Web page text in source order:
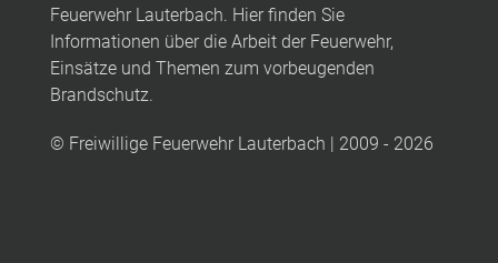
Feuerwehr Lauterbach. Hier finden Sie
Informationen über die Arbeit der Feuerwehr,
Einsätze und Themen zum vorbeugenden
Brandschutz.
© Freiwillige Feuerwehr Lauterbach | 2009 - 2026